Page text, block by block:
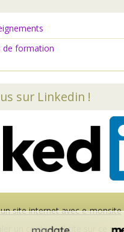
de formation
sur Linkedin !
site internet avec e-monsite
un contenu illicite sur ce site